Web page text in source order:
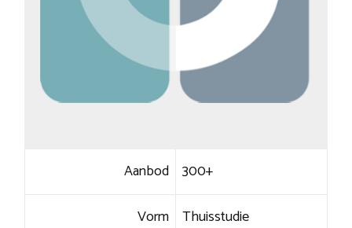
Aanbod 300+
Vorm Thuisstudie